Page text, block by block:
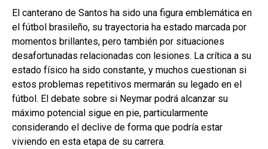
El canterano de Santos ha sido una figura emblemática en
el fútbol brasileño, su trayectoria ha estado marcada por
momentos brillantes, pero también por situaciones
desafortunadas relacionadas con lesiones. La crítica a su
estado físico ha sido constante, y muchos cuestionan si
estos problemas repetitivos mermarán su legado en el
fútbol. El debate sobre si Neymar podrá alcanzar su
máximo potencial sigue en pie, particularmente
considerando el declive de forma que podría estar
viviendo en esta etapa de su carrera.